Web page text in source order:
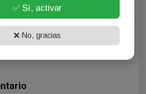
¡Sin comentarios aún!
Se el primero en comentar este artículo.
✅ Sí, activar
❌ No, gracias